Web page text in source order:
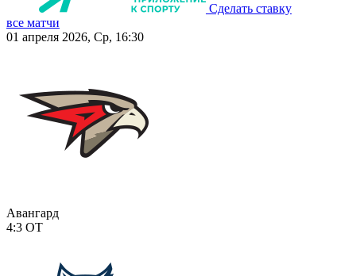
Сделать ставку
все матчи
01 апреля 2026, Ср, 16:30
Авангард
4:3 ОТ